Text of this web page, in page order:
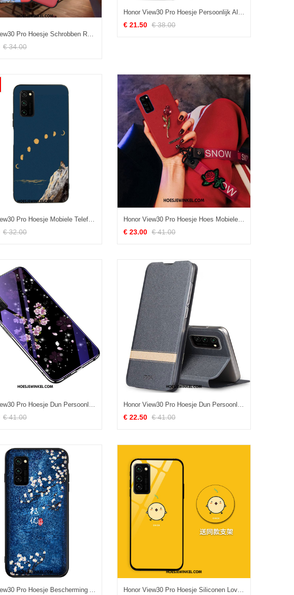
€ 34.00
Honor View30 Pro Hoesje Persoonlijk All Inclusive Mobiele Telefoon, Honor View30 Pro Hoesje Eenvoudige Hoes
€ 21.50 € 38.00
€ 32.00 € 23.00 € 41.00
€ 41.00 € 22.50 € 41.00